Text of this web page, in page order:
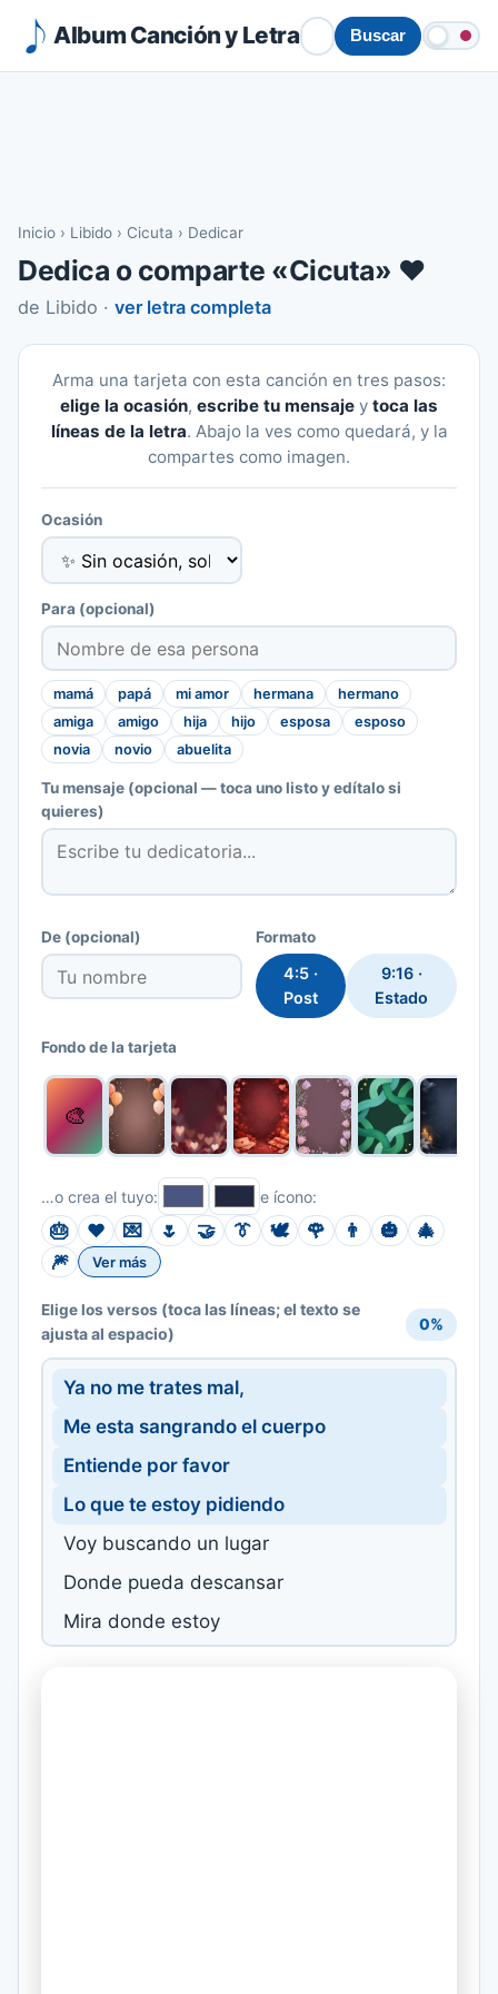
Album Canción y Letra Buscar
Inicio › Libido › Cicuta › Dedicar
Dedica o comparte «Cicuta» ❤️
de Libido · ver letra completa
Arma una tarjeta con esta canción en tres pasos:
elige la ocasión, escribe tu mensaje y toca las
líneas de la letra. Abajo la ves como quedará, y la
compartes como imagen.
Ocasión
Para (opcional)
mamá papá mi amor hermana
hermano
amiga
amigo hija hijo esposa
esposo
novia
novio abuelita
Tu mensaje (opcional — toca uno listo y edítalo si
quieres)
De (opcional) Formato
4:5 ·
Post
9:16 ·
Estado
Fondo de la tarjeta
🎨
…o crea el tuyo: e ícono:
🎂 ❤️ 💌 🌷 🤝 👔 🕊️ 🌹 👨 🎃
🎄
🎆
Ver más
Elige los versos (toca las líneas; el texto se
ajusta al espacio)
0%
Ya no me trates mal,
Me esta sangrando el cuerpo
Entiende por favor
Lo que te estoy pidiendo
Voy buscando un lugar
Donde pueda descansar
Mira donde estoy